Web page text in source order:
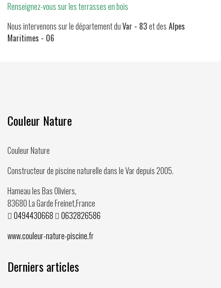
Renseignez-vous sur les terrasses en bois
Nous intervenons sur le département duVar - 83et des Alpes
Maritimes - 06
Couleur Nature
Couleur Nature
Constructeur de piscine naturelle dans le Var depuis2005.
Hameau les Bas Oliviers,
83680La Garde Freinet,France
0494430668
0632826586
www.couleur-nature-piscine.fr
Derniers articles